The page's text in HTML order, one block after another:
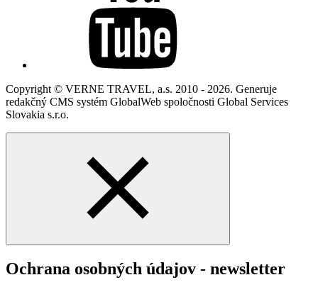
Copyright © VERNE TRAVEL, a.s. 2010 - 2026. Generuje
redakčný CMS systém GlobalWeb spoločnosti Global Services
Slovakia s.r.o.
Ochrana osobných údajov - newsletter